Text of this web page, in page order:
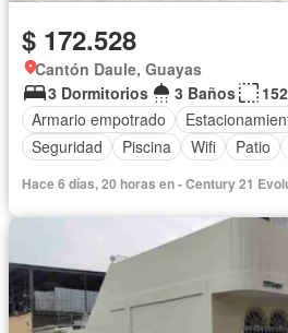
$ 172.528
Cantón Daule, Guayas
3 Dormitorios
3 Baños
Armario empotrado
Seguridad
Piscina Wifi Patio
Hace 6 días, 20 horas en - Century 21